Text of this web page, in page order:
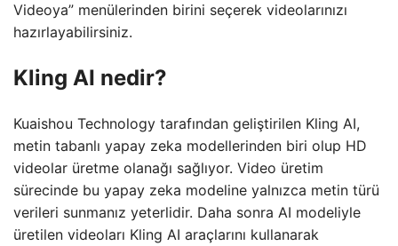
Videoya” menülerinden birini seçerek videolarınızı
hazırlayabilirsiniz.
Kling AI nedir?
Kuaishou Technology tarafından geliştirilen Kling AI,
metin tabanlı yapay zeka modellerinden biri olup HD
videolar üretme olanağı sağlıyor. Video üretim
sürecinde bu yapay zeka modeline yalnızca metin türü
verileri sunmanız yeterlidir. Daha sonra AI modeliyle
üretilen videoları Kling AI araçlarını kullanarak